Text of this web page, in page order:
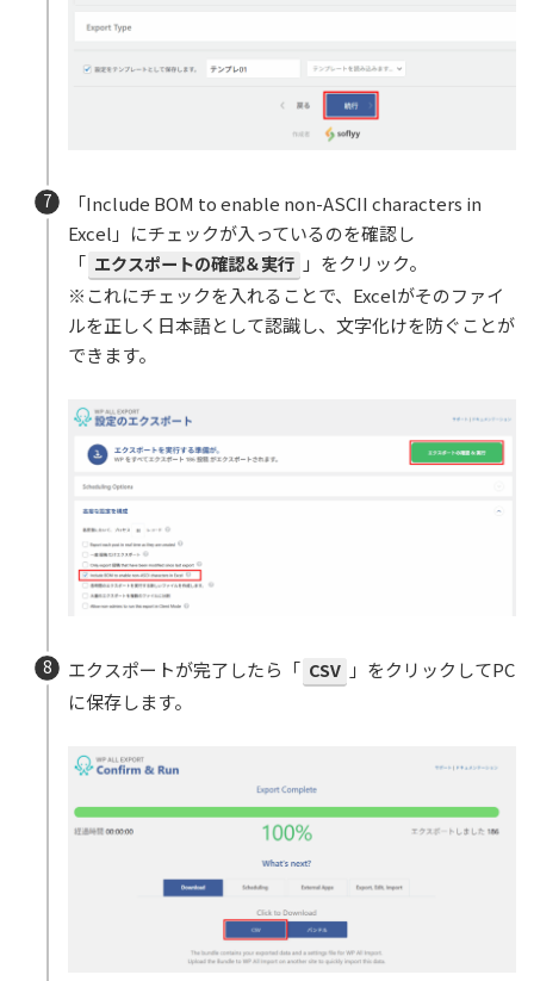
「Include BOM to enable non-ASCII characters in
Excel」にチェックが入っているのを確認し
「 エクスポートの確認＆実行 」をクリック。
※これにチェックを入れることで、Excelがそのファイ
ルを正しく日本語として認識し、文字化けを防ぐことが
できます。
エクスポートが完了したら「 CSV 」をクリックしてPC
に保存します。